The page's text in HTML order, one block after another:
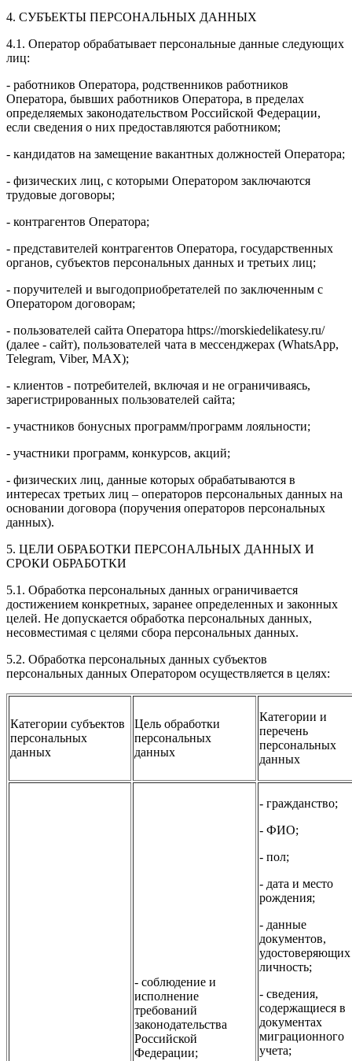
4. СУБЪЕКТЫ ПЕРСОНАЛЬНЫХ ДАННЫХ
4.1. Оператор обрабатывает персональные данные следующих
лиц:
- работников Оператора, родственников работников
Оператора, бывших работников Оператора, в пределах
определяемых законодательством Российской Федерации,
если сведения о них предоставляются работником;
- кандидатов на замещение вакантных должностей Оператора;
- физических лиц, с которыми Оператором заключаются
трудовые договоры;
- контрагентов Оператора;
- представителей контрагентов Оператора, государственных
органов, субъектов персональных данных и третьих лиц;
- поручителей и выгодоприобретателей по заключенным с
Оператором договорам;
- пользователей сайта Оператора https://morskiedelikatesy.ru/
(далее - сайт), пользователей чата в мессенджерах (WhatsApp,
Telegram, Viber, MAX);
- клиентов - потребителей, включая и не ограничиваясь,
зарегистрированных пользователей сайта;
- участников бонусных программ/программ лояльности;
- участники программ, конкурсов, акций;
- физических лиц, данные которых обрабатываются в
интересах третьих лиц – операторов персональных данных на
основании договора (поручения операторов персональных
данных).
5. ЦЕЛИ ОБРАБОТКИ ПЕРСОНАЛЬНЫХ ДАННЫХ И
СРОКИ ОБРАБОТКИ
5.1. Обработка персональных данных ограничивается
достижением конкретных, заранее определенных и законных
целей. Не допускается обработка персональных данных,
несовместимая с целями сбора персональных данных.
5.2. Обработка персональных данных субъектов
персональных данных Оператором осуществляется в целях:
Категории субъектов
персональных
данных
Цель обработки
персональных
данных
Категории и
перечень
персональных
данных
- соблюдение и
исполнение
требований
законодательства
Российской
Федерации;
- гражданство;
- ФИО;
- пол;
- дата и место
рождения;
- данные
документов,
удостоверяющих
личность;
- сведения,
содержащиеся в
документах
миграционного
учета;